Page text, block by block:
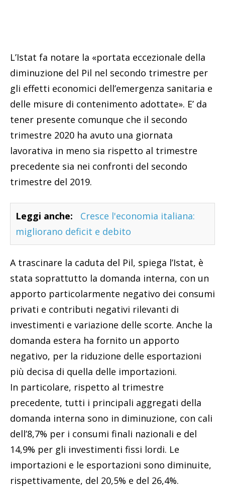
L’Istat fa notare la «portata eccezionale della
diminuzione del Pil nel secondo trimestre per
gli effetti economici dell’emergenza sanitaria e
delle misure di contenimento adottate». E’ da
tener presente comunque che il secondo
trimestre 2020 ha avuto una giornata
lavorativa in meno sia rispetto al trimestre
precedente sia nei confronti del secondo
trimestre del 2019.
Leggi anche:
Cresce l'economia italiana:
migliorano deficit e debito
A trascinare la caduta del Pil, spiega l’Istat, è
stata soprattutto la domanda interna, con un
apporto particolarmente negativo dei consumi
privati e contributi negativi rilevanti di
investimenti e variazione delle scorte. Anche la
domanda estera ha fornito un apporto
negativo, per la riduzione delle esportazioni
più decisa di quella delle importazioni.
In particolare, rispetto al trimestre
precedente, tutti i principali aggregati della
domanda interna sono in diminuzione, con cali
dell’8,7% per i consumi finali nazionali e del
14,9% per gli investimenti fissi lordi. Le
importazioni e le esportazioni sono diminuite,
rispettivamente, del 20,5% e del 26,4%.